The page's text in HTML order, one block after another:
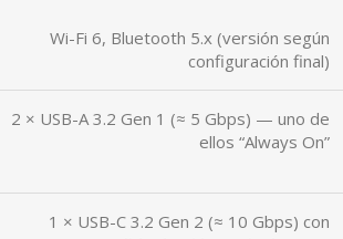
Wi-Fi 6, Bluetooth 5.x (versión según
configuración final)
2 × USB-A 3.2 Gen 1 (≈ 5 Gbps) — uno de
ellos “Always On”
1 × USB-C 3.2 Gen 2 (≈ 10 Gbps) con